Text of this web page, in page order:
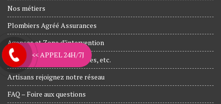
Nos métiers
Plombiers Agréé Assurances
Agences et Zone d’intervention
Nos engagements, Garanties, etc.
Artisans rejoignez notre réseau
FAQ – Foire aux questions
<< APPEL 24H/7J